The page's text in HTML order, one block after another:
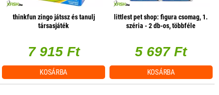
thinkfun zingo játssz és tanulj
társasjáték
7 915 Ft
KOSÁRBA
littlest pet shop: figura csomag, 1.
széria - 2 db-os, többféle
5 697 Ft
KOSÁRBA